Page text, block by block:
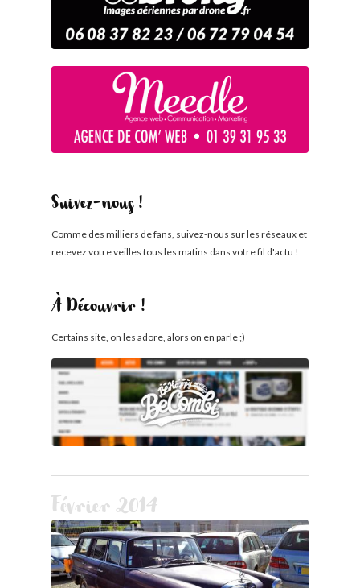
Suivez-nous !
Comme des milliers de fans, suivez-nous sur les réseaux et
recevez votre veilles tous les matins dans votre fil d'actu !
À Découvrir !
Certains site, on les adore, alors on en parle ;)
Février 2014